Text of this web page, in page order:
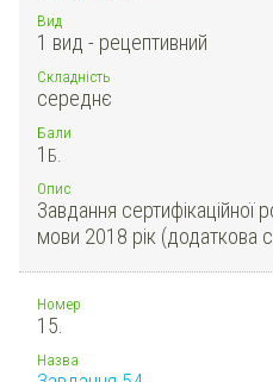
Вид
1 вид - рецептивний
Складність
середнє
Бали
1 Б.
Опис
Завдання сертифікаційної
мови 2018 рік (додаткова
Номер
15.
Назва